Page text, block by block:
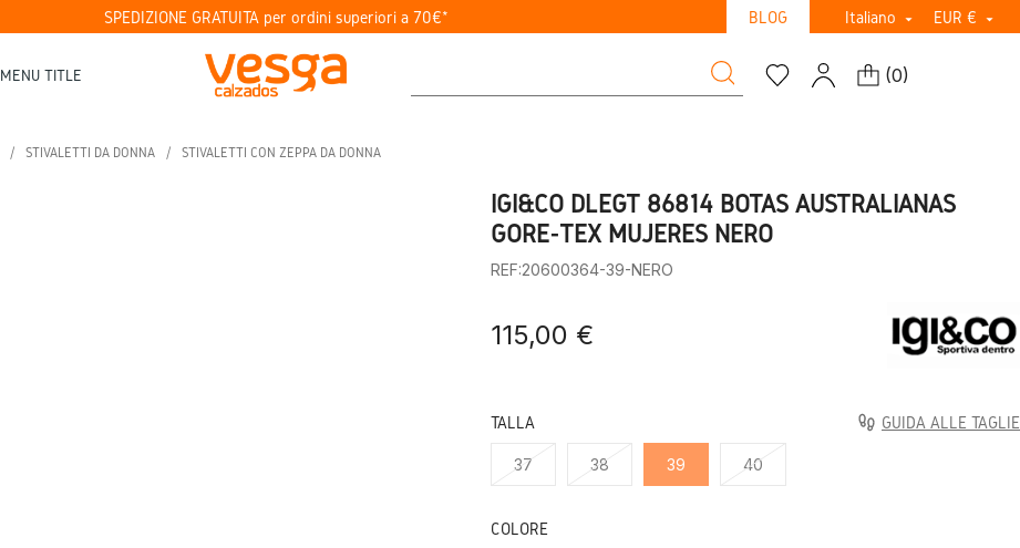
SPEDIZIONE GRATUITA per ordini superiori a 70€* BLOG Italiano  EUR € 
MENU TITLE (0)
STIVALETTI DA DONNA STIVALETTI CON ZEPPA DA DONNA
IGI&CO DLEGT 86814 BOTAS AUSTRALIANAS
GORE-TEX MUJERES NERO
REF:20600364-39-NERO
115,00 €
TALLA GUIDA ALLE TAGLIE
37 38 39 40
COLORE